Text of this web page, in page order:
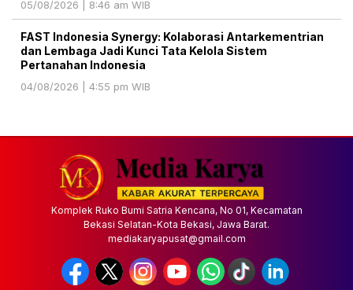
05/08/2026 | 8:46 am WIB
FAST Indonesia Synergy: Kolaborasi Antarkementrian
dan Lembaga Jadi Kunci Tata Kelola Sistem
Pertanahan Indonesia
04/08/2026 | 4:55 pm WIB
Komplek Ruko Bumi Satria Kencana, No 01, Kecamatan
Bekasi Selatan-Kota Bekasi, Jawa Barat.
mediakaryapusat@gmail.com